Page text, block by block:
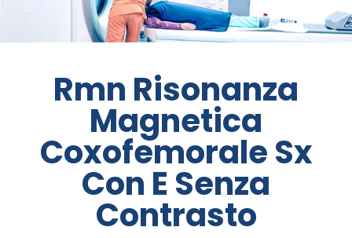
Rmn Risonanza
Magnetica
Coxofemorale Sx
Con E Senza
Contrasto